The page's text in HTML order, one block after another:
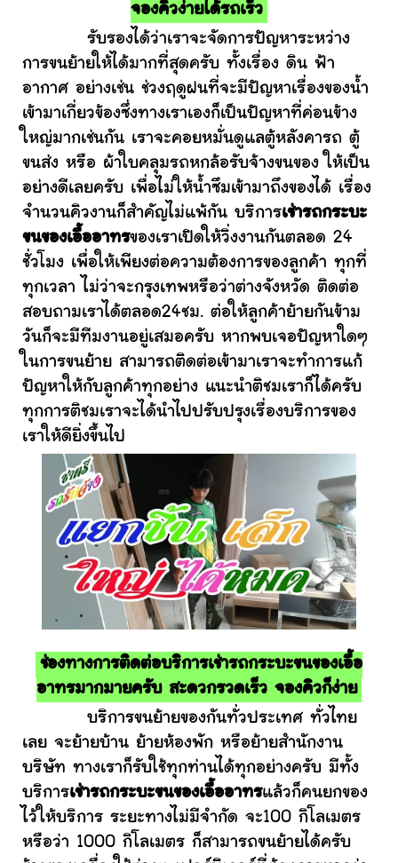
จองคิวง่ายได้รถเร็ว
รับรองได้ว่าเราจะจัดการปัญหาระหว่าง
การขนย้ายให้ได้มากที่สุดครับ ทั้งเรื่อง ดิน ฟ้า
อากาศ อย่างเช่น ช่วงฤดูฝนที่จะมีปัญหาเรื่องของน้ำ
เข้ามาเกี่ยวข้องซึ่งทางเราเองก็เป็นปัญหาที่ค่อนข้าง
ใหญ่มากเช่นกัน เราจะคอยหมั่นดูแลตู้หลังคารถ ตู้
ขนส่ง หรือ ผ้าใบคลุมรถหกล้อรับจ้างขนของ ให้เป็น
อย่างดีเลยครับ เพื่อไม่ให้น้ำซึมเข้ามาถึงของได้ เรื่อง
จำนวนคิวงานก็สำคัญไม่แพ้กัน บริการเช่ารถกระบะ
ขนของเอื้ออาทรของเราเปิดให้วิ่งงานกันตลอด 24
ชั่วโมง เพื่อให้เพียงต่อความต้องการของลูกค้า ทุกที่
ทุกเวลา ไม่ว่าจะกรุงเทพหรือว่าต่างจังหวัด ติดต่อ
สอบถามเราได้ตลอด24ชม. ต่อให้ลูกค้าย้ายกันข้าม
วันก็จะมีทีมงานอยู่เสมอครับ หากพบเจอปัญหาใดๆ
ในการขนย้าย สามารถติดต่อเข้ามาเราจะทำการแก้
ปัญหาให้กับลูกค้าทุกอย่าง แนะนำติชมเราก็ได้ครับ
ทุกการติชมเราจะได้นำไปปรับปรุงเรื่องบริการของ
เราให้ดียิ่งขึ้นไป
ช่องทางการติดต่อบริการเช่ารถกระบะขนของเอื้อ
อาทรมากมายครับ สะดวกรวดเร็ว จองคิวก็ง่าย
บริการขนย้ายของกันทั่วประเทศ ทั่วไทย
เลย จะย้ายบ้าน ย้ายห้องพัก หรือย้ายสำนักงาน
บริษัท ทางเราก็รับใช้ทุกท่านได้ทุกอย่างครับ มีทั้ง
บริการเช่ารถกระบะขนของเอื้ออาทรแล้วก็คนยกของ
ไว้ให้บริการ ระยะทางไม่มีจำกัด จะ100 กิโลเมตร
หรือว่า 1000 กิโลเมตร ก็สามารถขนย้ายได้ครับ